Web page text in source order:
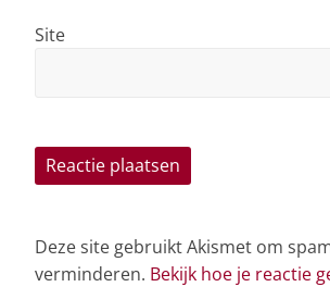
Site
Deze site gebruikt Akismet om
verminderen. Bekijk hoe je reactie